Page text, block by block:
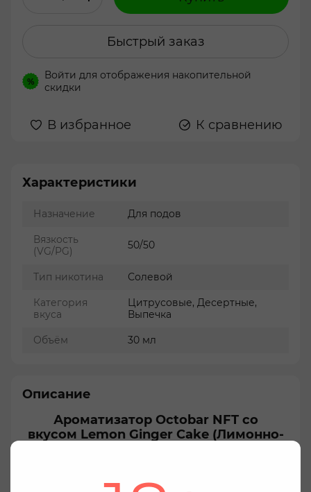
Быстрый заказ
% Войти для отображения накопительной
скидки
В избранное К сравнению
Характеристики
Назначение Для подов
Вязкость
(VG/PG)
50/50
Тип никотина Солевой
Категория
вкуса
Цитрусовые, Десертные,
Выпечка
Объём 30 мл
Описание
Ароматизатор Octobar NFT со
вкусом Lemon Ginger Cake (Лимонно-
Octobar NFT Lemon Ginger Cake (Лимонно-